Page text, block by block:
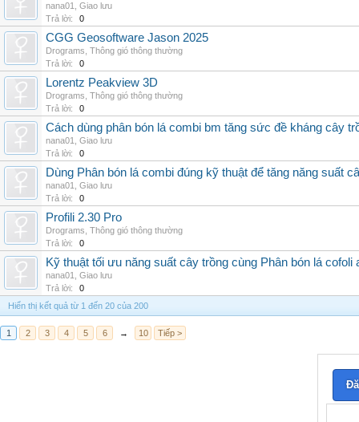
nana01
Giao lưu
Trả lời:
0
CGG Geosoftware Jason 2025
Drograms Thông gió thông thường
Trả lời:
0
Lorentz Peakview 3D
Drograms Thông gió thông thường
Trả lời:
0
Cách dùng phân bón lá combi bm tăng sức đề kháng cây
nana01
Giao lưu
Trả lời:
0
Dùng Phân bón lá combi đúng kỹ thuật để tăng năng suất
nana01
Giao lưu
Trả lời:
0
Profili 2.30 Pro
Drograms Thông gió thông thường
Trả lời:
0
Kỹ thuật tối ưu năng suất cây trồng cùng Phân bón lá cofoli
nana01
Giao lưu
Trả lời:
0
Hiển thị kết quả từ 1 đến 20 của 200
1 2 3 4 5 6 → 10 Tiếp >